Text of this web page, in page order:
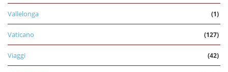
Vallelonga (1)
Vaticano (127)
Viaggi (42)